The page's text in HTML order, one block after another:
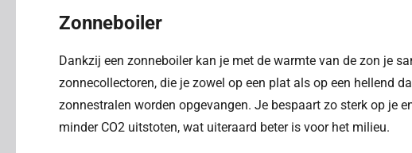
Zonneboiler
Dankzij een zonneboiler kan je met de warmte van de zon je
zonnecollectoren, die je zowel op een plat als op een hellend
zonnestralen worden opgevangen. Je bespaart zo sterk op je
minder CO2 uitstoten, wat uiteraard beter is voor het milieu.